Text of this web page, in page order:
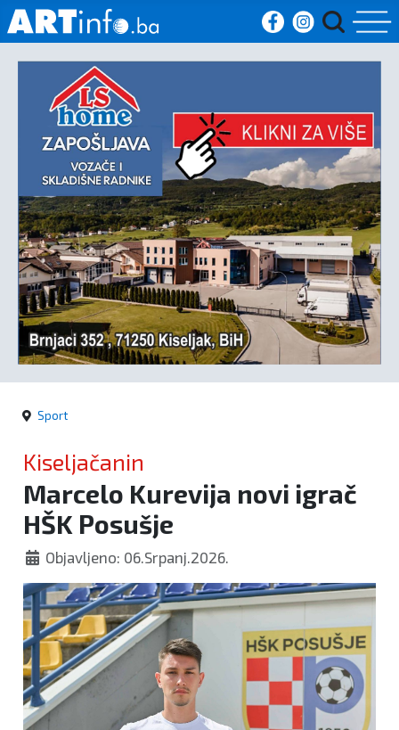
Početna
Vijesti
Sport
Kultura
Crna
kronika
Politika
Sport
Kiseljačanin
Marcelo Kurevija novi igrač
HŠK Posušje
Objavljeno: 06.Srpanj.2026.